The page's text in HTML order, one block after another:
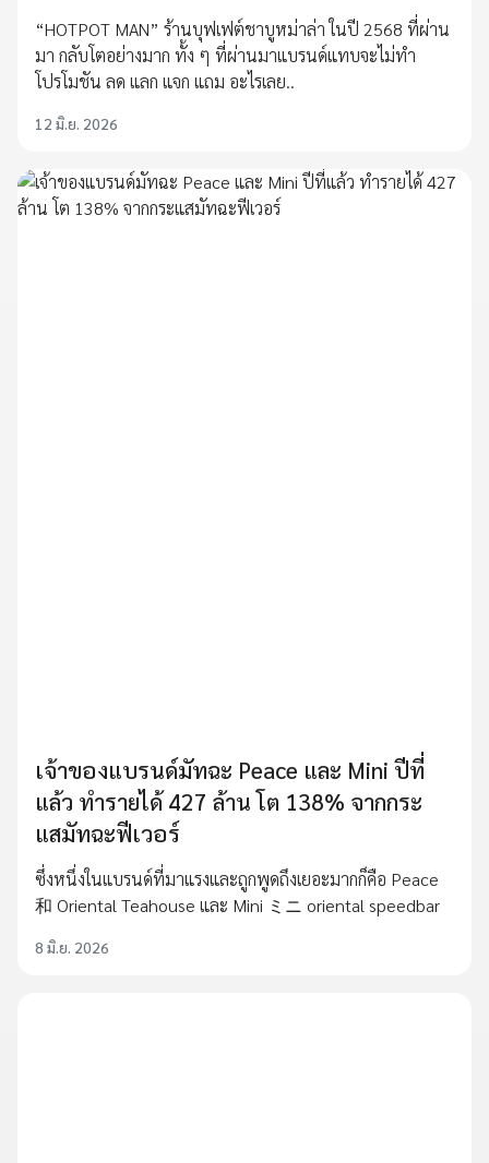
“HOTPOT MAN” ร้านบุฟเฟต์ชาบูหม่าล่า ในปี 2568 ที่ผ่าน
มา กลับโตอย่างมาก ทั้ง ๆ ที่ผ่านมาแบรนด์แทบจะไม่ทำ
โปรโมชัน ลด แลก แจก แถม อะไรเลย..
12 มิ.ย. 2026
เจ้าของแบรนด์มัทฉะ Peace และ Mini ปีที่
แล้ว ทำรายได้ 427 ล้าน โต 138% จากกระ
แสมัทฉะฟีเวอร์
ซึ่งหนึ่งในแบรนด์ที่มาแรงและถูกพูดถึงเยอะมากก็คือ Peace
和 Oriental Teahouse และ Mini ミニ oriental speedbar
8 มิ.ย. 2026